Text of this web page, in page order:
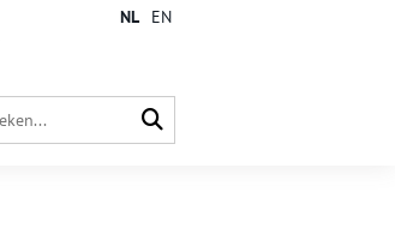
NL EN